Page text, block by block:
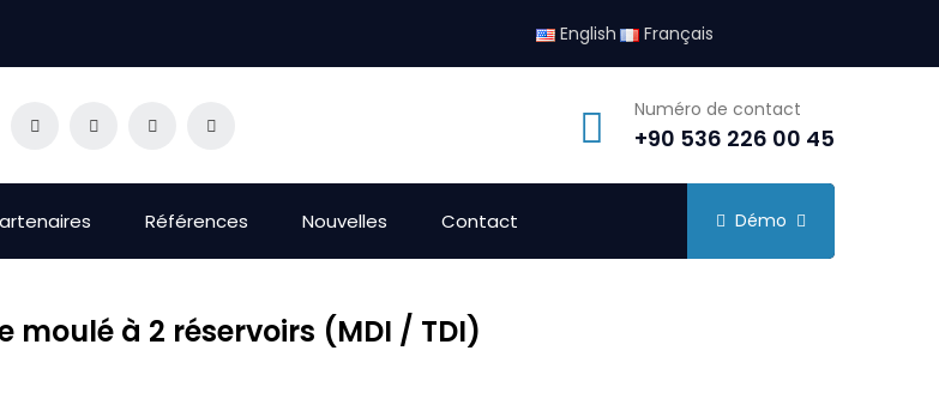
English Français
Numéro de contact
+90 536 226 00 45
Références Nouvelles Contact Démo
à 2 réservoirs (MDI / TDI)